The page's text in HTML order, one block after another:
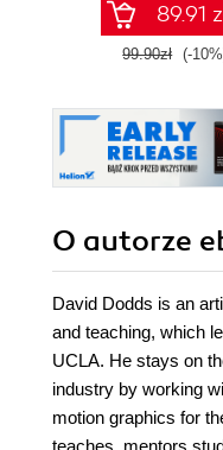
89.91
99.90zł (-
O autorze
David Dodds is an
and teaching, which
UCLA. He stays on
industry by working
motion graphics for